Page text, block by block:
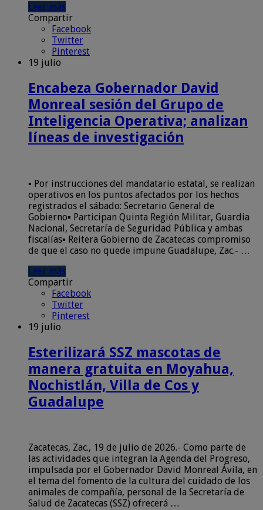
Leer más
Compartir
Facebook
Twitter
Pinterest
19 julio
Encabeza Gobernador David
Monreal sesión del Grupo de
Inteligencia Operativa; analizan
líneas de investigación
▪ Por instrucciones del mandatario estatal, se realizan
operativos en los puntos afectados por los hechos
registrados el sábado: Secretario General de
Gobierno▪ Participan Quinta Región Militar, Guardia
Nacional, Secretaría de Seguridad Pública y ambas
fiscalías▪ Reitera Gobierno de Zacatecas compromiso
de que el caso no quede impune Guadalupe, Zac.- …
Leer más
Compartir
Facebook
Twitter
Pinterest
19 julio
Esterilizará SSZ mascotas de
manera gratuita en Moyahua,
Nochistlán, Villa de Cos y
Guadalupe
Zacatecas, Zac., 19 de julio de 2026.- Como parte de
las actividades que integran la Agenda del Progreso,
impulsada por el Gobernador David Monreal Ávila, en
el tema del fomento de la cultura del cuidado de los
animales de compañía, personal de la Secretaría de
Salud de Zacatecas (SSZ) ofrecerá …